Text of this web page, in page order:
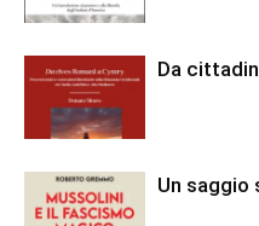
Da
Un saggio